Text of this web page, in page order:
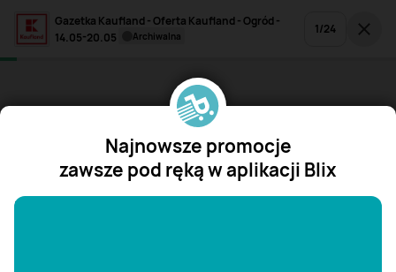
Gazetka Kaufland - Oferta Kaufland - Ogród -
14.05-20.05
archiwalna 1/24
Najnowsze promocje
zawsze pod ręką w aplikacji Blix
"/>